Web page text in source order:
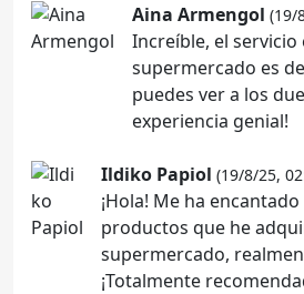
Aina Armengol (19/
Increíble, el servicio
supermercado es
puedes ver a los
experiencia genial!
Ildiko Papiol (19/8/25,
¡Hola! Me ha
productos que he
supermercado,
¡Totalmente